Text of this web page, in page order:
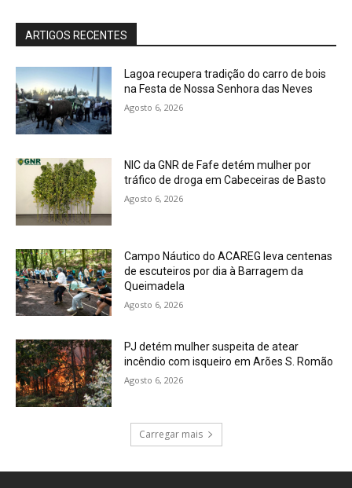
ARTIGOS RECENTES
Lagoa recupera tradição do carro de bois
na Festa de Nossa Senhora das Neves
Agosto 6, 2026
NIC da GNR de Fafe detém mulher por
tráfico de droga em Cabeceiras de Basto
Agosto 6, 2026
Campo Náutico do ACAREG leva centenas
de escuteiros por dia à Barragem da
Queimadela
Agosto 6, 2026
PJ detém mulher suspeita de atear
incêndio com isqueiro em Arões S. Romão
Agosto 6, 2026
Carregar mais